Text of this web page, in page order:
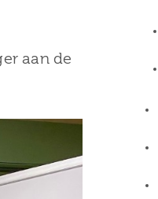
aan de